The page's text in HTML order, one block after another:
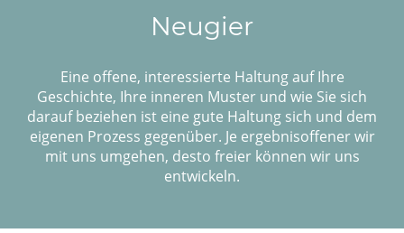
Neugier
Eine offene, interessierte Haltung auf Ihre
Geschichte, Ihre inneren Muster und wie Sie sich
darauf beziehen ist eine gute Haltung sich und dem
eigenen Prozess gegenüber. Je ergebnisoffener wir
mit uns umgehen, desto freier können wir uns
entwickeln.